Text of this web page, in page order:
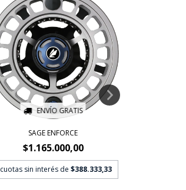
ENVÍO GRATIS
SAGE ENFORCE
$1.165.000,00
cuotas sin interés de$388.333,33